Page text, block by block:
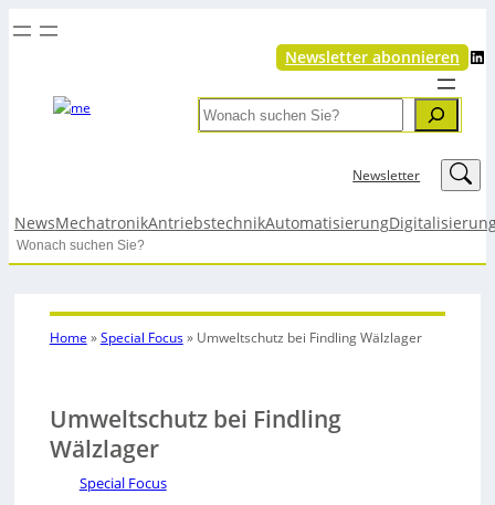
Newsletter abonnieren LinkedIn
Search
Newsletter LinkedIn
NewsMechatronikAntriebstechnikAutomatisierung
Search
Home »Special Focus» Umweltschutz bei Findling Wälzlager
Umweltschutz bei Findling
Wälzlager
Special Focus